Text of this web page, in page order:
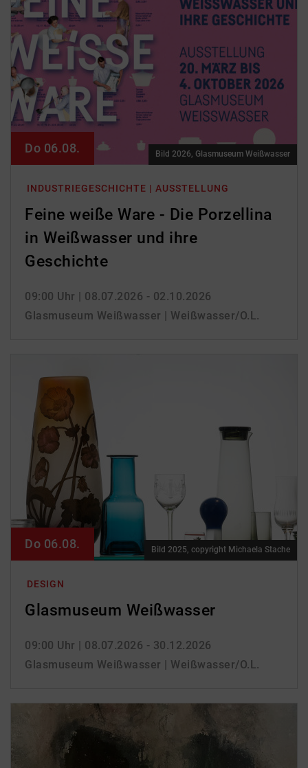
INDUSTRIEGESCHICHTE | AUSSTELLUNG
Feine weiße Ware - Die Porzellina
in Weißwasser und ihre
Geschichte
09:00 Uhr | 08.07.2026 - 02.10.2026
Glasmuseum Weißwasser | Weißwasser/O.L.
Do 06.08. Bild 2026, Glasmuseum Weißwasser
DESIGN
Glasmuseum Weißwasser
09:00 Uhr | 08.07.2026 - 30.12.2026
Glasmuseum Weißwasser | Weißwasser/O.L.
Do 06.08. Bild 2025, copyright Michaela Stache